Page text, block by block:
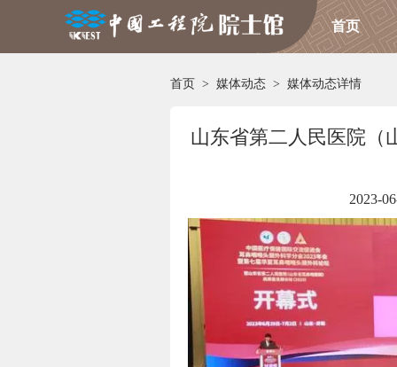
首页
首页 > 媒体动态 > 媒体动态详情
山东省第二人民医院（
2023-